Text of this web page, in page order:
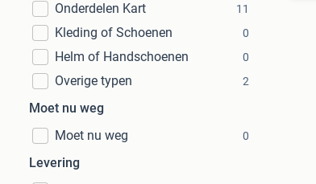
Onderdelen Kart 11
Kleding of Schoenen 0
Helm of Handschoenen 0
Overige typen 2
Moet nu weg
Moet nu weg
0
Levering